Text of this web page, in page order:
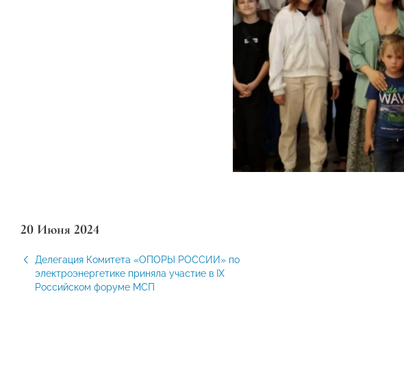
20 Июня 2024
Делегация Комитета «ОПОРЫ РОССИИ» по
электроэнергетике приняла участие в IX
Российском форуме МСП